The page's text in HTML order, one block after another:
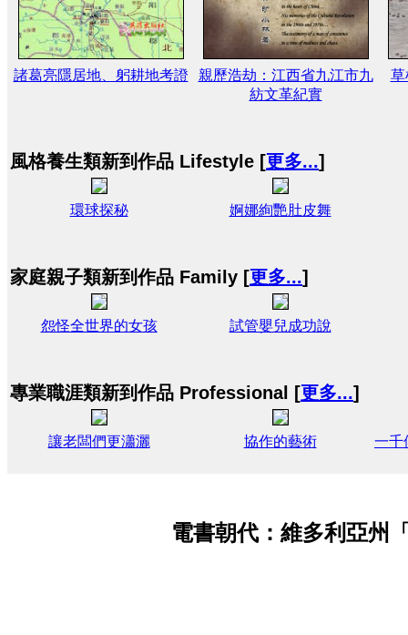
諸葛亮隱居地、躬耕地考證
親歷浩劫：江西省九江市九
紡文革紀實
草
風格養生類新到作品 Lifestyle [更多...]
環球探秘 婀娜絢艷肚皮舞
家庭親子類新到作品 Family [更多...]
怨怪全世界的女孩 試管嬰兒成功說
專業職涯類新到作品 Professional [更多...]
讓老闆們更瀟灑 協作的藝術 一千
電書朝代：維多利亞州